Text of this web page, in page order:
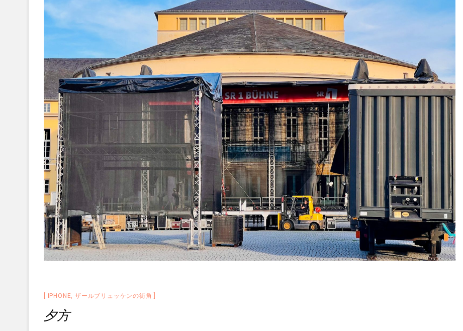
IPHONE,ザールブリュッケンの街角
夕方